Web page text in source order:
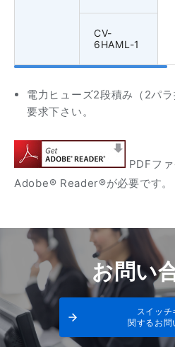
CV-
6HAML-1
電力ヒューズ2段積み（2パ
要求下さい。
PDFファ
Adobe® Reader®が必要です。
お問い
スイッチ
関するお問